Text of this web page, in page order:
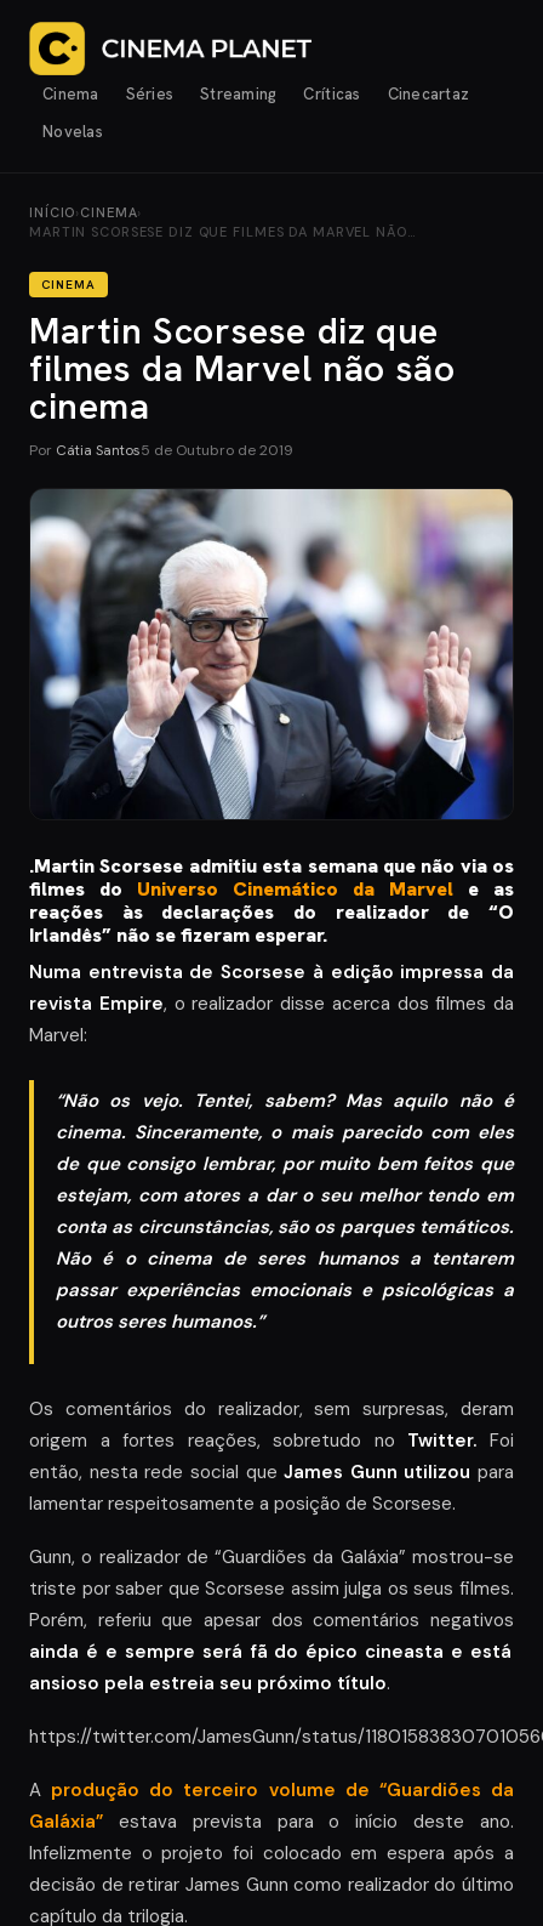
Cinema Séries Streaming Críticas
Cinecartaz
Novelas
INÍCIO› CINEMA›
MARTIN SCORSESE DIZ QUE FILMES DA MARVEL NÃO…
CINEMA
Martin Scorsese diz que
filmes da Marvel não são
cinema
Por Cátia Santos5 de Outubro de 2019
.Martin Scorsese admitiu esta semana que não via os
filmes do Universo Cinemático da Marvel e as
reações às declarações do realizador de “O
Irlandês” não se fizeram esperar.
Numa entrevista de Scorsese à edição impressa da
revista Empire, o realizador disse acerca dos filmes da
Marvel:
“Não os vejo. Tentei, sabem? Mas aquilo não é
cinema. Sinceramente, o mais parecido com eles
de que consigo lembrar, por muito bem feitos que
estejam, com atores a dar o seu melhor tendo em
conta as circunstâncias, são os parques temáticos.
Não é o cinema de seres humanos a tentarem
passar experiências emocionais e psicológicas a
outros seres humanos.”
Os comentários do realizador, sem surpresas, deram
origem a fortes reações, sobretudo no Twitter. Foi
então, nesta rede social queJames Gunn utilizou para
lamentar respeitosamente a posição de Scorsese.
Gunn, o realizador de “Guardiões da Galáxia” mostrou-se
triste por saber que Scorsese assim julga os seus filmes.
Porém, referiu que apesar dos comentários negativos
ainda é e sempre será fã do épico cineasta e está
ansioso pela estreia seu próximo título.
https://twitter.com/JamesGunn/status/
A produção do terceiro volume de “Guardiões da
Galáxia” estava prevista para o início deste ano.
Infelizmente o projeto foi colocado em espera após a
decisão de retirar James Gunn como realizador do último
capítulo da trilogia.